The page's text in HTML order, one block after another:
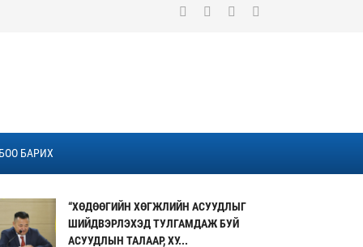
БАРИХ
“ХӨДӨӨГИЙН ХӨГЖЛИЙН АСУУДЛЫГ
ШИЙДВЭРЛЭХЭД ТУЛГАМДАЖ БУЙ
АСУУДЛЫН ТАЛААР, ХУ...